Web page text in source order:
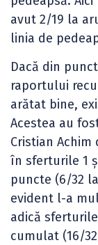
avut 2/19 la
linia de
Dacă din
raportului
arătat bine,
Acestea au
Cristian
în sferturile 1
puncte (6/32
evident l-a
adică
cumulat (16/